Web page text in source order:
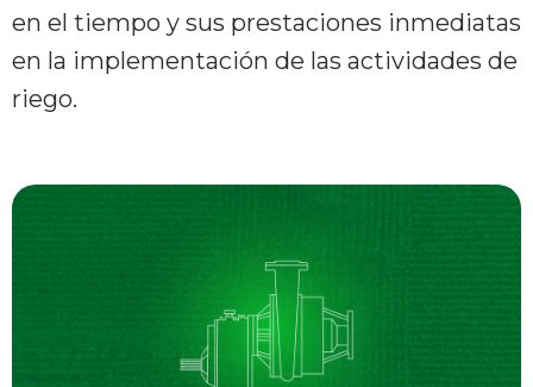
en el tiempo y sus prestaciones inmediatas
en la implementación de las actividades de
riego.